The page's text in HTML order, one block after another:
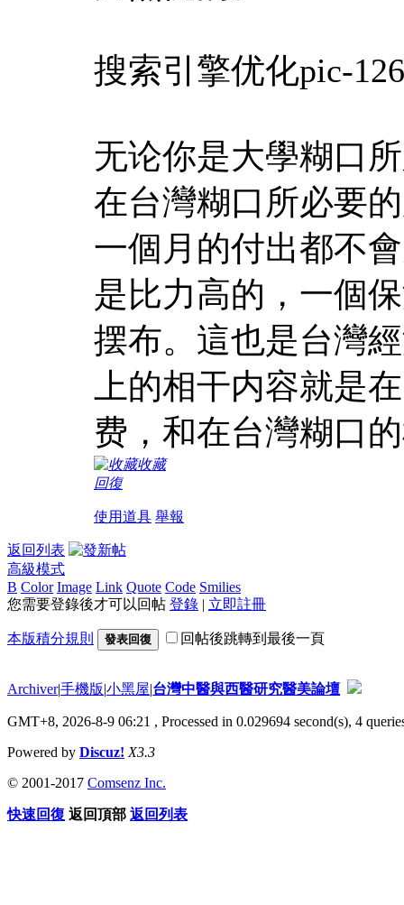
搜索引擎优化pic-
无论你是大學糊口
在台灣糊口所必要
一個月的付出都不
是比力高的，一個
摆布。這也是台灣
上的相干内容就是
费，和在台灣糊口
收藏
回復
使用道具 舉報
返回列表
高級模式
B Color Image Link Quote Code Smilies
您需要登錄後才可以回帖 登錄 | 立即註冊
本版積分規則 發表回復 回帖後跳轉到最後一頁
Archiver|手機版|小黑屋|台灣中醫與西醫研究醫美論壇
GMT+8, 2026-8-9 06:21 , Processed in 0.029694 second(s), 4
Powered by Discuz! X3.3
© 2001-2017 Comsenz Inc.
快速回復 返回頂部 返回列表